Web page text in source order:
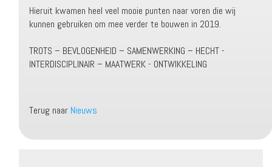
Hieruit kwamen heel veel mooie punten naar voren die wij
kunnen gebruiken om mee verder te bouwen in 2019.
TROTS – BEVLOGENHEID – SAMENWERKING – HECHT -
INTERDISCIPLINAIR – MAATWERK - ONTWIKKELING
Terug naar Nieuws